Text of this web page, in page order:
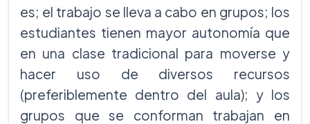
es; el trabajo se lleva a cabo en grupos; los
estudiantes tienen mayor autonomía que
en una clase tradicional para moverse y
hacer uso de diversos recursos
(preferiblemente dentro del aula); y los
grupos que se conforman trabajan en